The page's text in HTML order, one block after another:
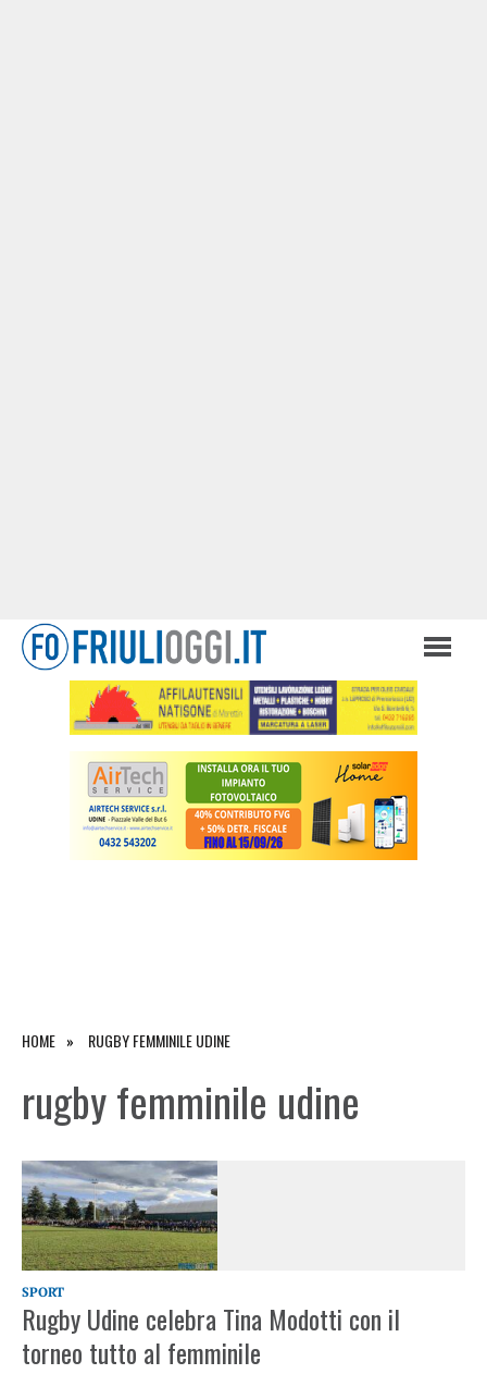
HOME RUGBY FEMMINILE UDINE
rugby femminile udine
SPORT
Rugby Udine celebra Tina Modotti con il
torneo tutto al femminile